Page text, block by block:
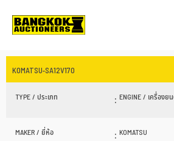
KOMATSU-SA12V170
TYPE / ประเภท : ENGINE / เครื่องย
MAKER / ยี่ห้อ : KOMATSU